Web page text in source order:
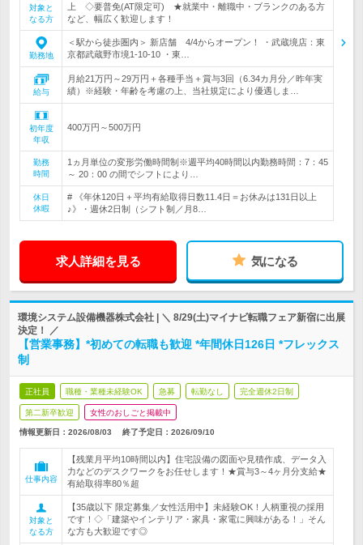
対象と
なる方
上 ◇要普免(AT限定可) ★就業中・離職中・ブランクのある方
など、幅広く歓迎します！
勤務地
＜駅から徒歩圏内＞ 新店舗 4/4からオープン！ ・武蔵境店：東
京都武蔵野市境1-10-10 ・東…
給与
月給21万円～29万円＋各種手当＋賞与3回（6.34カ月分／昨年実
績）※経験・年齢を考慮の上、当社規定により優遇しま…
初年度
年収
400万円～500万円
勤務
時間
1ヵ月単位の変形労働時間制※週平均40時間以内勤務時間：7：45
～ 20：00 の間でシフトにより…
休日
休暇
# 《年休120日＋平均有給取得日数11.4日＝お休みは131日以上
♪》・週休2日制（シフト制／月8…
求人詳細を見る 気になる
環境システム設備機器株式会社 | ＼ 8/29(土)マイナビ転職フェア新宿に出展
決定！ ／
【営業事務】*初めての転職も歓迎 *年間休日126日 *フレックス
制
正社員 職種・業種未経験OK 急募 転勤なし 完全週休2日制
第二新卒歓迎 女性のおしごと掲載中
情報更新日：2026/08/03 終了予定日： 2026/09/10
仕事内容
【残業月平均10時間以内】住宅設備の図面や見積作成、データ入
力などのデスクワークをお任せします！★賞与3～4ヶ月分支給★
有給取得率80％超
対象と
なる方
【35歳以下 限定募集／女性活用中】未経験OK！人柄重視の採用
です！◇「建築やインテリア・家具・家電に興味がある！」そん
な方も大歓迎です◎